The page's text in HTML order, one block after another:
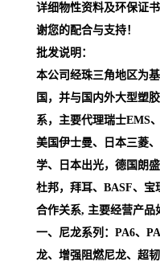
详细物性资料及环保证
谢您的配合与支持！
批发说明：
本公司经珠三角地区为
国，并与国内外大型塑
系，主要代理瑞士EMS
美国伊士曼、日本三菱
学、日本出光，德国朗
杜邦，拜耳、BASF、
合作关系, 主要经营产品
一、尼龙系列：PA6、
龙、增强阻燃尼龙、超